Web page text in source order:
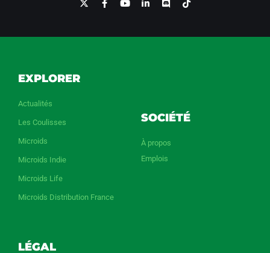
EXPLORER
Actualités
Les Coulisses
Microids
Microids Indie
Microids Life
Microids Distribution France
SOCIÉTÉ
À propos
Emplois
LÉGAL